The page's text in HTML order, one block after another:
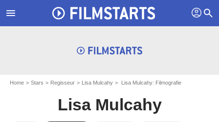
menu profil search
Home Stars Regisseur Lisa Mulcahy Lisa Mulcahy: Filmografie
Lisa Mulcahy